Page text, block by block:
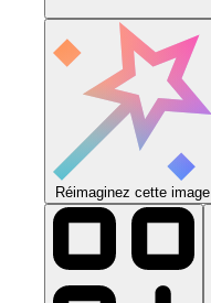
Réimaginez cette image